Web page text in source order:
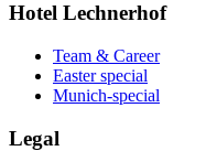
Hotel Lechnerhof
Team & Career
Easter special
Munich-special
Legal